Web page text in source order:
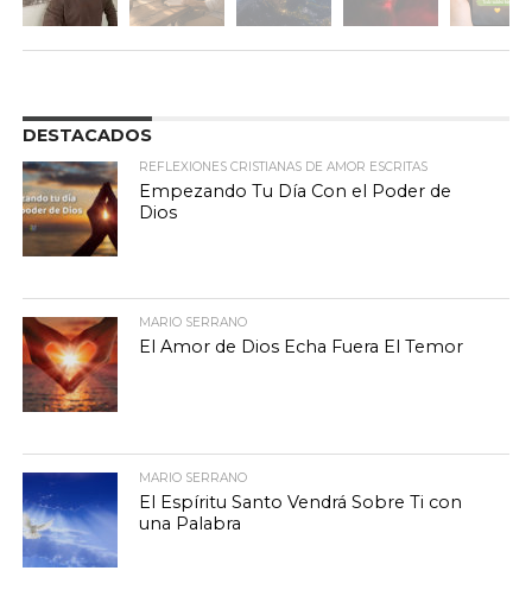
DESTACADOS
REFLEXIONES CRISTIANAS DE AMOR ESCRITAS
Empezando Tu Día Con el Poder de
Dios
MARIO SERRANO
El Amor de Dios Echa Fuera El Temor
MARIO SERRANO
El Espíritu Santo Vendrá Sobre Ti con
una Palabra